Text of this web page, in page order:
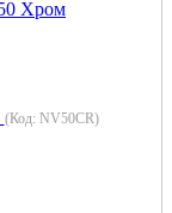
(Код: NV50CR)